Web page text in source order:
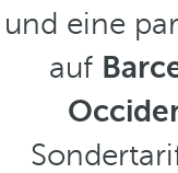
und eine
auf